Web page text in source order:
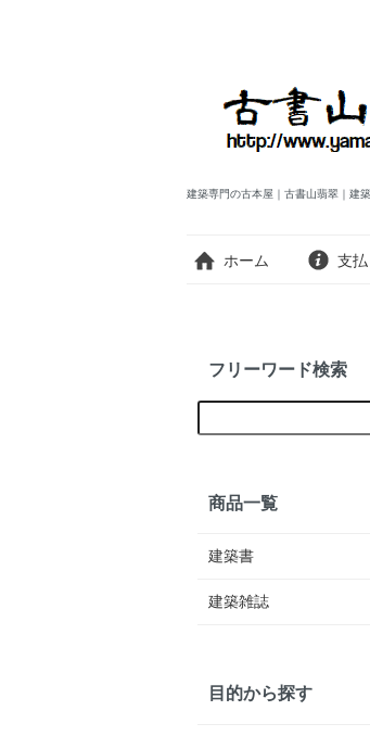
建築専門の古本屋｜古書山翡翠｜建
ホーム 支
フリーワード検索
商品一覧
建築書
建築雑誌
目的から探す